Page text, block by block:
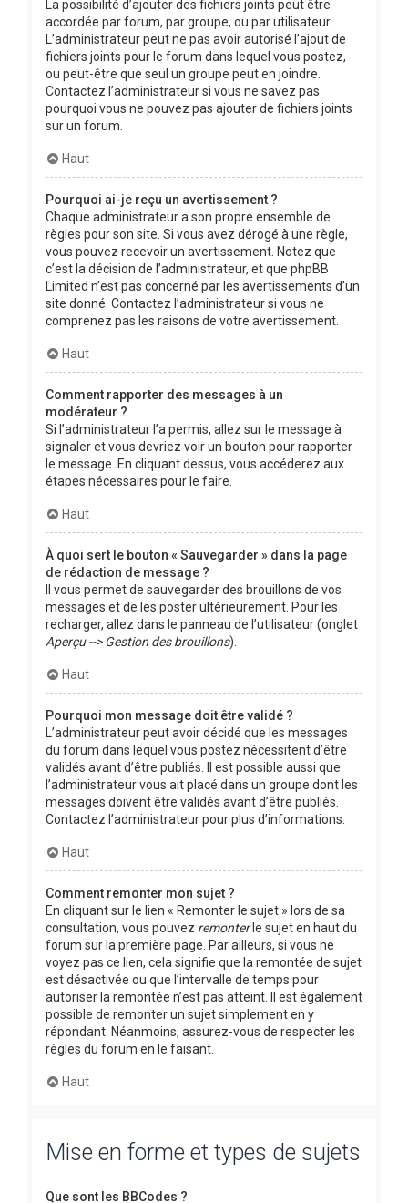
La possibilité d’ajouter des fichiers joints peut être
accordée par forum, par groupe, ou par utilisateur.
L’administrateur peut ne pas avoir autorisé l’ajout de
fichiers joints pour le forum dans lequel vous postez,
ou peut-être que seul un groupe peut en joindre.
Contactez l’administrateur si vous ne savez pas
pourquoi vous ne pouvez pas ajouter de fichiers joints
sur un forum.
Haut
Pourquoi ai-je reçu un avertissement ?
Chaque administrateur a son propre ensemble de
règles pour son site. Si vous avez dérogé à une règle,
vous pouvez recevoir un avertissement. Notez que
c’est la décision de l’administrateur, et que phpBB
Limited n’est pas concerné par les avertissements d’un
site donné. Contactez l’administrateur si vous ne
comprenez pas les raisons de votre avertissement.
Haut
Comment rapporter des messages à un
modérateur ?
Si l’administrateur l’a permis, allez sur le message à
signaler et vous devriez voir un bouton pour rapporter
le message. En cliquant dessus, vous accéderez aux
étapes nécessaires pour le faire.
Haut
À quoi sert le bouton « Sauvegarder » dans la page
de rédaction de message ?
Il vous permet de sauvegarder des brouillons de vos
messages et de les poster ultérieurement. Pour les
recharger, allez dans le panneau de l’utilisateur (onglet
Aperçu --> Gestion des brouillons).
Haut
Pourquoi mon message doit être validé ?
L’administrateur peut avoir décidé que les messages
du forum dans lequel vous postez nécessitent d’être
validés avant d’être publiés. Il est possible aussi que
l’administrateur vous ait placé dans un groupe dont les
messages doivent être validés avant d’être publiés.
Contactez l’administrateur pour plus d’informations.
Haut
Comment remonter mon sujet ?
En cliquant sur le lien « Remonter le sujet » lors de sa
consultation, vous pouvez remonterle sujet en haut du
forum sur la première page. Par ailleurs, si vous ne
voyez pas ce lien, cela signifie que la remontée de sujet
est désactivée ou que l’intervalle de temps pour
autoriser la remontée n’est pas atteint. Il est également
possible de remonter un sujet simplement en y
répondant. Néanmoins, assurez-vous de respecter les
règles du forum en le faisant.
Haut
Mise en forme et types de sujets
Que sont les BBCodes ?